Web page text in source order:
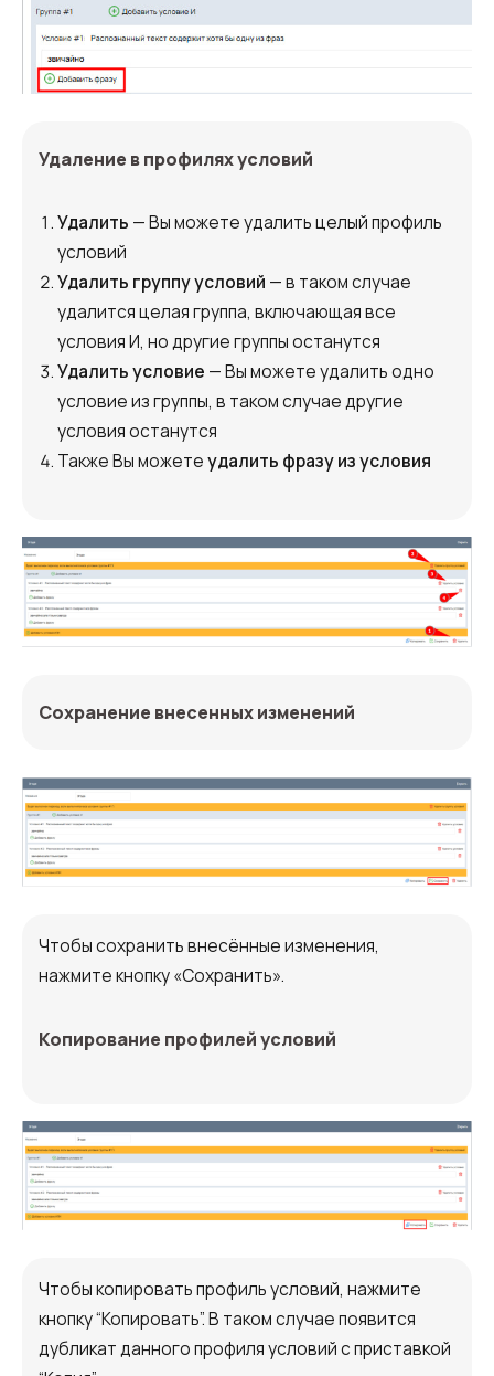
Удаление в профилях условий
Удалить — Вы можете удалить целый профиль
условий
Удалить группу условий — в таком случае
удалится целая группа, включающая все
условия И, но другие группы останутся
Удалить условие — Вы можете удалить одно
условие из группы, в таком случае другие
условия останутся
Также Вы можетеудалить фразу из условия
Сохранение внесенных изменений
Чтобы сохранить внесённые изменения,
нажмите кнопку «Сохранить».
Копирование профилей условий
Чтобы копировать профиль условий, нажмите
кнопку “Копировать”. В таком случае появится
дубликат данного профиля условий с приставкой